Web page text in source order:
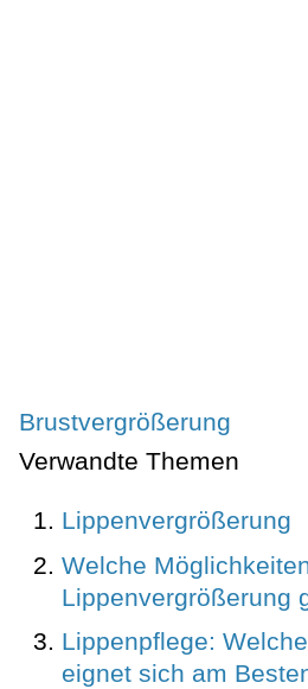
Brustvergrößerung
Verwandte Themen
Lippenvergrößerung
Welche
Lippenvergrößerung
Lippenpflege:
eignet sich am